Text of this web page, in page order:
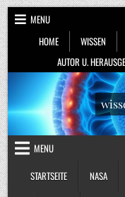
Skip
to
content
MENU
HOME
WISSEN
AUTOR U.
MENU
STARTSEITE
NASA